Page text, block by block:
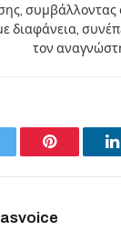
συμβάλλοντας
διαφάνεια,
τον
Pinterest